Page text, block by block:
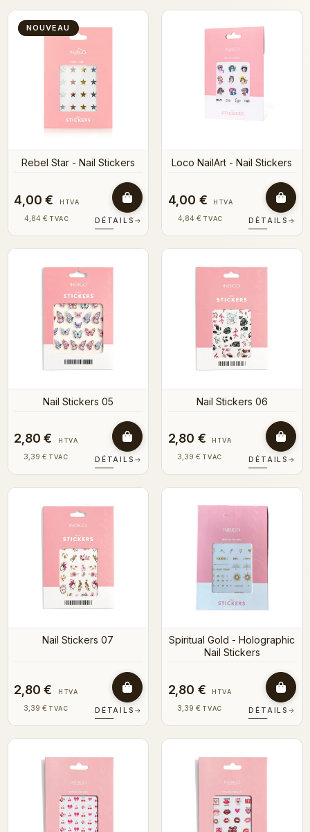
NOUVEAU
Rebel Star - Nail Stickers
4,00 € HTVA
4,84 € TVAC DÉTAILS →
Loco NailArt - Nail Stickers
4,00 € HTVA
4,84 € TVAC DÉTAILS →
Nail Stickers 05
2,80 € HTVA
3,39 € TVAC DÉTAILS →
Nail Stickers 06
2,80 € HTVA
3,39 € TVAC DÉTAILS →
Nail Stickers 07
2,80 € HTVA
3,39 € TVAC DÉTAILS →
Spiritual Gold - Holographic
Nail Stickers
2,80 € HTVA
3,39 € TVAC DÉTAILS →